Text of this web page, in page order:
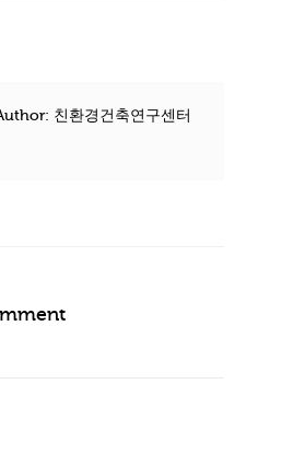
친환경건축연구센터